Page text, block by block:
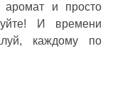
и просто
И времени
каждому по